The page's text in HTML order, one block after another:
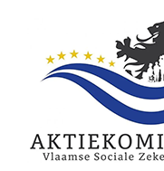
inhoud